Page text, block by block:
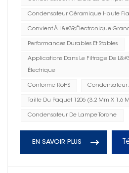
Condensateur Céramique Haute
Convient À L&#39;électronique
Performances Durables Et Stables
Applications Dans Le Filtrage De
Électrique
Conforme RoHS Condensateur
Taille Du Paquet 1206 (3,2 Mm X 1,6
Condensateur De Lampe Torche
EN SAVOIR PLUS